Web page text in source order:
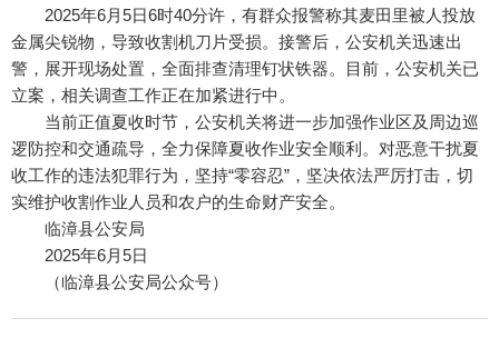
2025年6月5日6时40分许，有群众报警称其麦田里被人投放
金属尖锐物，导致收割机刀片受损。接警后，公安机关迅速出
警，展开现场处置，全面排查清理钉状铁器。目前，公安机关已
立案，相关调查工作正在加紧进行中。
当前正值夏收时节，公安机关将进一步加强作业区及周边巡
逻防控和交通疏导，全力保障夏收作业安全顺利。对恶意干扰夏
收工作的违法犯罪行为，坚持“零容忍”，坚决依法严厉打击，切
实维护收割作业人员和农户的生命财产安全。
临漳县公安局
2025年6月5日
（临漳县公安局公众号）